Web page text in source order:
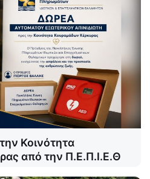
Κοινότητα
από την Π.Ε.Π.Ι.Ε.Θ